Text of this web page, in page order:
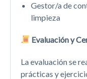
Gestor/a de
limpieza
Evaluación y
La evaluación se
prácticas y